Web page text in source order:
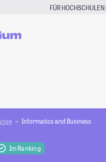
FÜR HOCHSCHULEN|
Informatics and Business
Im Ranking